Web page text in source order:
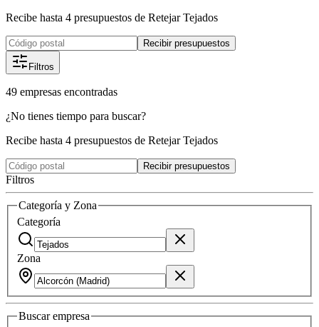
Recibe hasta 4 presupuestos de Retejar Tejados
Recibir presupuestos
Filtros
49 empresas encontradas
¿No tienes tiempo para buscar?
Recibe hasta 4 presupuestos de Retejar Tejados
Recibir presupuestos
Filtros
Categoría y Zona
Categoría
Zona
Buscarempresa